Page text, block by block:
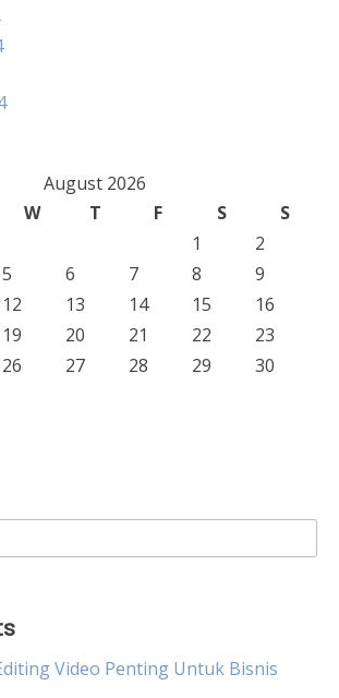
August 2026
W T F S
S
1
2
5 6 7 8
9
12 13 14 15
16
19 20 21 22
23
26 27 28 29
30
Video Penting Untuk Bisnis